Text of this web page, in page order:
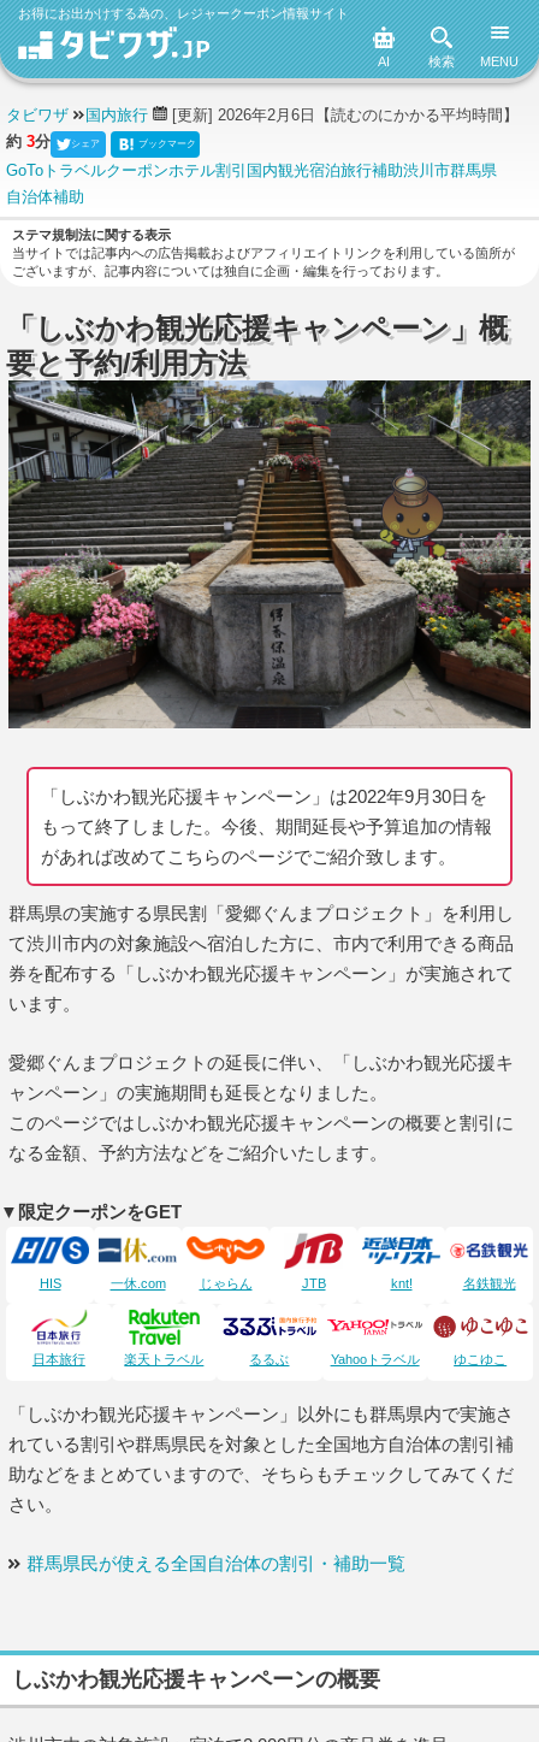
お得にお出かけする為の、レジャークーポン情報サイト
AI 検索 MENU
タビワザ 国内旅行 [更新] 2026年2月6日
【読むのにかかる平均時間】
約 3分 シェア ブックマーク
GoToトラベルクーポンホテル割引 国内観光宿泊旅行補助渋川市群馬県
自治体補助
ステマ規制法に関する表示
当サイトでは記事内への広告掲載およびアフィリエイトリンクを利用している箇所が
ございますが、記事内容については独自に企画・編集を行っております。
「しぶかわ観光応援キャンペーン」概
要と予約/利用方法
「しぶかわ観光応援キャンペーン」は2022年9月30日を
もって終了しました。今後、期間延長や予算追加の情報
があれば改めてこちらのページでご紹介致します。
群馬県の実施する県民割「愛郷ぐんまプロジェクト」を利用し
て渋川市内の対象施設へ宿泊した方に、市内で利用できる商品
券を配布する「しぶかわ観光応援キャンペーン」が実施されて
います。
愛郷ぐんまプロジェクトの延長に伴い、「しぶかわ観光応援キ
ャンペーン」の実施期間も延長となりました。
このページではしぶかわ観光応援キャンペーンの概要と割引に
なる金額、予約方法などをご紹介いたします。
▼限定クーポンをGET
HIS 一休.com じゃらん JTB knt! 名鉄観光
日本旅行 楽天トラベル るるぶ Yahooトラベル ゆこゆこ
「しぶかわ観光応援キャンペーン」以外にも群馬県内で実施さ
れている割引や群馬県民を対象とした全国地方自治体の割引補
助などをまとめていますので、そちらもチェックしてみてくだ
さい。
群馬県民が使える全国自治体の割引・補助一覧
しぶかわ観光応援キャンペーンの概要